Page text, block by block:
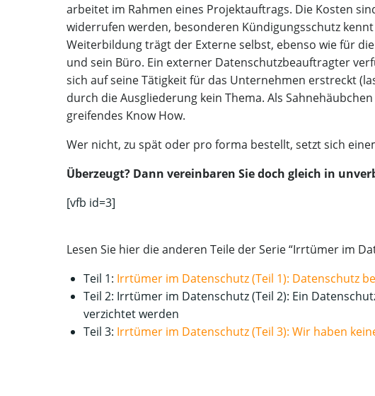
arbei­tet im Rah­men eines Pro­jekt­auf­trags. Die Kos­ten
wider­ru­fen wer­den, beson­de­ren Kün­di­gungs­schutz
Wei­ter­bil­dung trägt der Exter­ne selbst, eben­so wie für
und sein Büro. Ein exter­ner Daten­schutz­be­auf­trag­ter
sich auf sei­ne Tätig­keit für das Unter­neh­men erstreckt
durch die Aus­glie­de­rung kein The­ma. Als
grei­fen­des Know How.
Wer nicht, zu spät oder pro for­ma bestellt, setzt sich
Über­zeugt? Dann ver­ein­ba­ren Sie doch gleich in
[vfb id=3]
Lesen Sie hier die ande­ren Tei­le der Serie “Irr­tü­mer im
Teil 1: Irr­tü­mer im Daten­schutz (Teil 1): Daten­schutz
Teil 2: Irr­tü­mer im Daten­schutz (Teil 2): Ein
ver­zich­tet werden
Teil 3: Irr­tü­mer im Daten­schutz (Teil 3): Wir haben